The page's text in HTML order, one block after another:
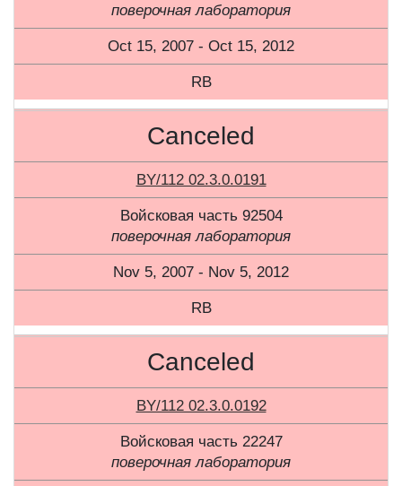
поверочная лаборатория
Oct 15, 2007 - Oct 15, 2012
RB
Canceled
BY/112 02.3.0.0191
Войсковая часть 92504
поверочная лаборатория
Nov 5, 2007 - Nov 5, 2012
RB
Canceled
BY/112 02.3.0.0192
Войсковая часть 22247
поверочная лаборатория